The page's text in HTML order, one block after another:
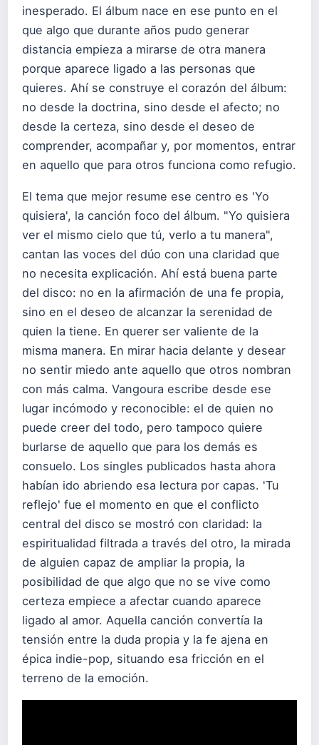
inesperado. El álbum nace en ese punto en el
que algo que durante años pudo generar
distancia empieza a mirarse de otra manera
porque aparece ligado a las personas que
quieres. Ahí se construye el corazón del álbum:
no desde la doctrina, sino desde el afecto; no
desde la certeza, sino desde el deseo de
comprender, acompañar y, por momentos, entrar
en aquello que para otros funciona como refugio.
El tema que mejor resume ese centro es 'Yo
quisiera', la canción foco del álbum. "Yo quisiera
ver el mismo cielo que tú, verlo a tu manera",
cantan las voces del dúo con una claridad que
no necesita explicación. Ahí está buena parte
del disco: no en la afirmación de una fe propia,
sino en el deseo de alcanzar la serenidad de
quien la tiene. En querer ser valiente de la
misma manera. En mirar hacia delante y desear
no sentir miedo ante aquello que otros nombran
con más calma. Vangoura escribe desde ese
lugar incómodo y reconocible: el de quien no
puede creer del todo, pero tampoco quiere
burlarse de aquello que para los demás es
consuelo. Los singles publicados hasta ahora
habían ido abriendo esa lectura por capas. 'Tu
reflejo' fue el momento en que el conflicto
central del disco se mostró con claridad: la
espiritualidad filtrada a través del otro, la mirada
de alguien capaz de ampliar la propia, la
posibilidad de que algo que no se vive como
certeza empiece a afectar cuando aparece
ligado al amor. Aquella canción convertía la
tensión entre la duda propia y la fe ajena en
épica indie-pop, situando esa fricción en el
terreno de la emoción.